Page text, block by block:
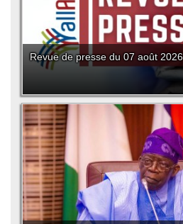
Revue de presse du 07 août 2026